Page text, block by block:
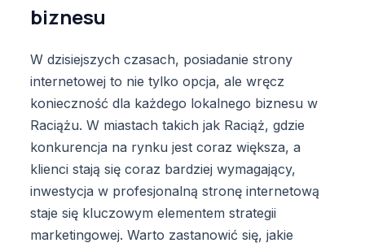
biznesu
W dzisiejszych czasach, posiadanie strony
internetowej to nie tylko opcja, ale wręcz
konieczność dla każdego lokalnego biznesu w
Raciążu. W miastach takich jak Raciąż, gdzie
konkurencja na rynku jest coraz większa, a
klienci stają się coraz bardziej wymagający,
inwestycja w profesjonalną stronę internetową
staje się kluczowym elementem strategii
marketingowej. Warto zastanowić się, jakie